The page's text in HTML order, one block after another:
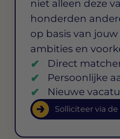
niet alleen deze
honderden
op basis van jouw
ambities en
Direct
Persoonlijke
Nieuwe
Solliciteer via